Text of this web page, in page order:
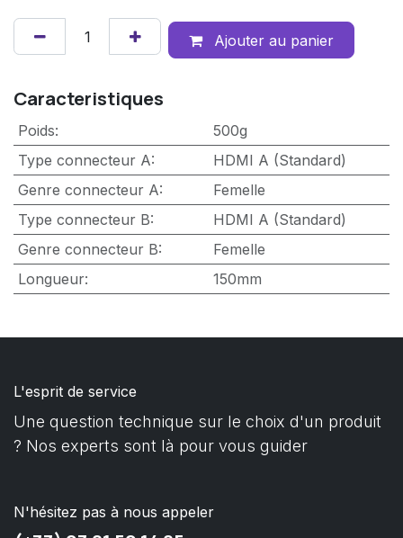
Ajouter au panier
Caracteristiques
Poids:
500g
Type connecteur A:
HDMI A (Standard)
Genre connecteur A:
Femelle
Type connecteur B:
HDMI A (Standard)
Genre connecteur B:
Femelle
Longueur: 150mm
L'esprit de service
Une question technique sur le choix d'un produit
? Nos experts sont là pour vous guider
N'hésitez pas à nous appeler